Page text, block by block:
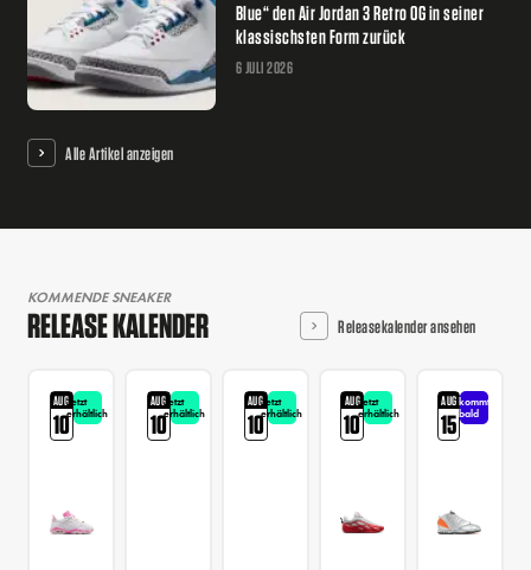
Blue“ den Air Jordan 3 Retro OG in seiner
klassischsten Form zurück
6 JULI 2026
Alle Artikel anzeigen
KOMMENDE SNEAKER
RELEASE KALENDER Releasekalender ansehen
AUG
10
Jetzt
erhältlich
AUG
10
Jetzt
erhältlich
AUG
10
Jetzt
erhältlich
AUG
10
Jetzt
erhältlich
AUG
15
kommt
bald